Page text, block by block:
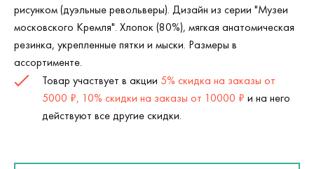
рисунком (дуэльные револьверы). Дизайн из серии "Музеи
московского Кремля". Хлопок (80%), мягкая анатомическая
резинка, укрепленные пятки и мыски. Размеры в
ассортименте.
Товар участвует в акции 5% скидка на заказы от
5000 ₽, 10% скидки на заказы от 10000 ₽ и на него
действуют все другие скидки.